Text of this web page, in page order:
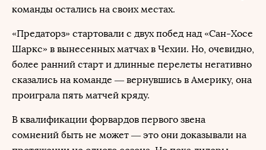
команды остались на своих местах.
«Предаторз» стартовали с двух побед над «Сан-Хосе
Шаркс» в вынесенных матчах в Чехии. Но, очевидно,
более ранний старт и длинные перелеты негативно
сказались на команде — вернувшись в Америку, она
проиграла пять матчей кряду.
В квалификации форвардов первого звена
сомнений быть не может — это они доказывали на